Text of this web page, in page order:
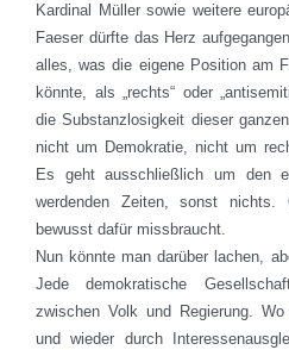
Kardinal Müller sowie weitere
Faeser dürfte das Herz
alles, was die eigene Position am
könnte, als „rechts“ oder
die Substanzlosigkeit dieser
nicht um Demokratie, nicht um
Es geht ausschließlich um den
werdenden Zeiten, sonst nichts.
bewusst dafür missbraucht.
Nun könnte man darüber lachen,
Jede demokratische
zwischen Volk und Regierung.
und wieder durch